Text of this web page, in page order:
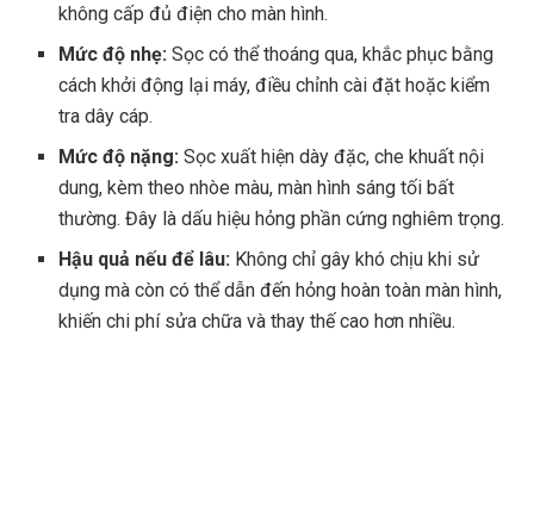
không cấp đủ điện cho màn hình.
Mức độ nhẹ: Sọc có thể thoáng qua, khắc phục bằng
cách khởi động lại máy, điều chỉnh cài đặt hoặc kiểm
tra dây cáp.
Mức độ nặng: Sọc xuất hiện dày đặc, che khuất nội
dung, kèm theo nhòe màu, màn hình sáng tối bất
thường. Đây là dấu hiệu hỏng phần cứng nghiêm trọng.
Hậu quả nếu để lâu: Không chỉ gây khó chịu khi sử
dụng mà còn có thể dẫn đến hỏng hoàn toàn màn hình,
khiến chi phí sửa chữa và thay thế cao hơn nhiều.